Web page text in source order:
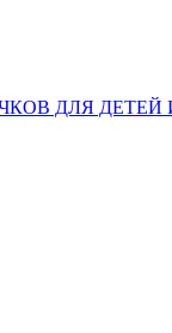
ДЛЯ ДЕТЕЙ